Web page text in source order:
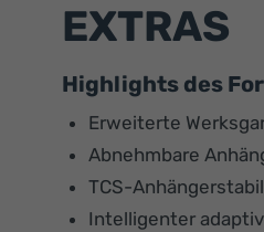
EXTRAS
Highlights des
Erweiterte
Abnehmbare
TCS-
Intelligenter